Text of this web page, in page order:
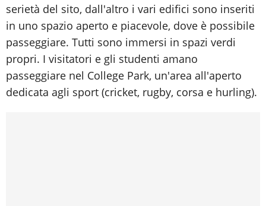
serietà del sito, dall'altro i vari edifici sono inseriti
in uno spazio aperto e piacevole, dove è possibile
passeggiare. Tutti sono immersi in spazi verdi
propri. I visitatori e gli studenti amano
passeggiare nel College Park, un'area all'aperto
dedicata agli sport (cricket, rugby, corsa e hurling).